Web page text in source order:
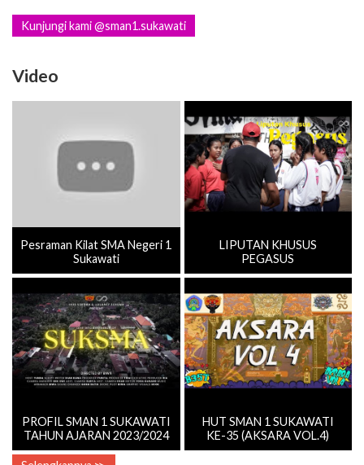
Kunjungi kami @sman1.sukawati
Video
Pesraman Kilat SMA Negeri 1
Sukawati
LIPUTAN KHUSUS
PEGASUS
PROFIL SMAN 1 SUKAWATI
TAHUN AJARAN 2023/2024
HUT SMAN 1 SUKAWATI
KE-35 (AKSARA VOL.4)